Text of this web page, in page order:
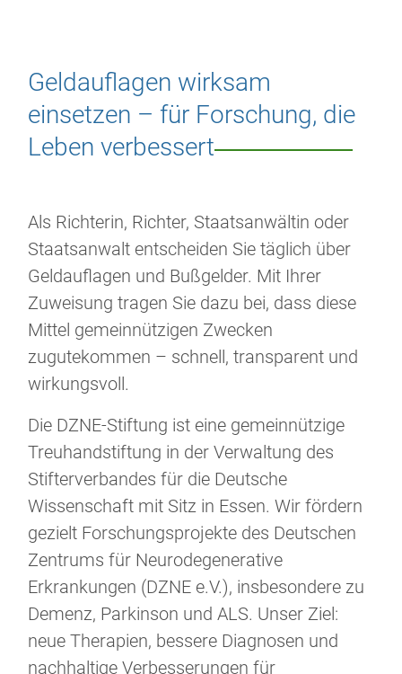
Geldauflagen wirksam
einsetzen – für Forschung, die
Leben verbessert
Als Richterin, Richter, Staatsanwältin oder
Staatsanwalt entscheiden Sie täglich über
Geldauflagen und Bußgelder. Mit Ihrer
Zuweisung tragen Sie dazu bei, dass diese
Mittel gemeinnützigen Zwecken
zugutekommen – schnell, transparent und
wirkungsvoll.
Die DZNE-Stiftung ist eine gemeinnützige
Treuhandstiftung in der Verwaltung des
Stifterverbandes für die Deutsche
Wissenschaft mit Sitz in Essen. Wir fördern
gezielt Forschungsprojekte des Deutschen
Zentrums für Neurodegenerative
Erkrankungen (DZNE e.V.), insbesondere zu
Demenz, Parkinson und ALS. Unser Ziel:
neue Therapien, bessere Diagnosen und
nachhaltige Verbesserungen für